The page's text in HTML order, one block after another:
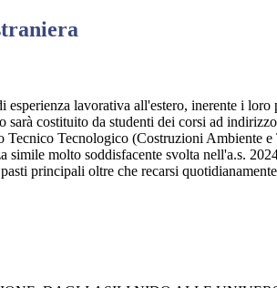
lavorativa all'estero, inerente i
costituito da studenti dei corsi ad
Tecnologico (Costruzioni Ambiente
molto soddisfacente svolta nell'a.s.
principali oltre che recarsi